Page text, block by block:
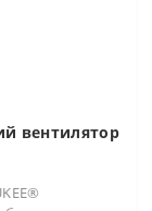
вентилятор